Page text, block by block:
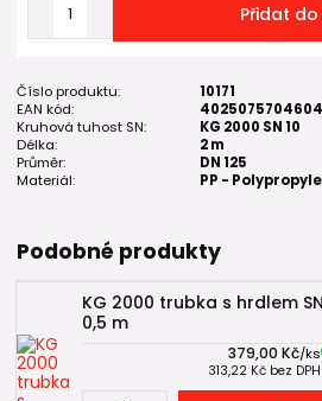
Přidat
Číslo produktu:
10171
EAN kód:
4025075704604
Kruhová tuhost SN:
KG 2000 SN 10
Délka:
2 m
Průměr:
DN 125
Materiál:
PP -
Podobné produkty
KG 2000 trubka s hrdlem SN
0,5 m
379,00 Kč/ks
313,22 Kč bez DPH